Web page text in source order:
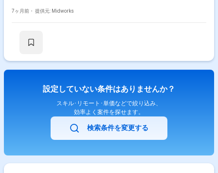
改善やパフォーマンスチューニング、UI/UX最適化など、利用者体験の向
よびデザインチームとの協業 ・ストリーミング、再生制御、課金処理など
7ヶ月前・ 提供元: Midworks
設定していない条件はありませんか？
スキル･リモート･単価などで絞り込み、
効率よく案件を探せます。
検索条件を変更する